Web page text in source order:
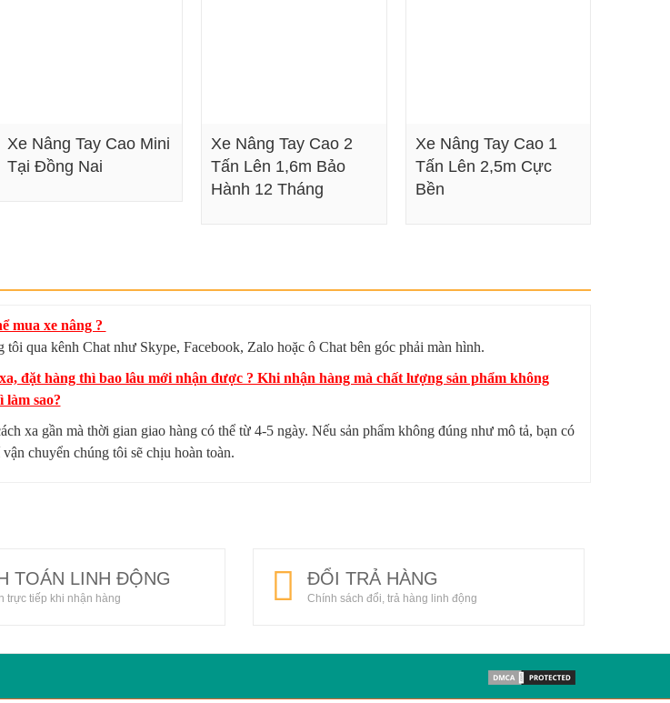
Xe Nâng Tay Cao Mini
Tại Đồng Nai
Xem chi tiết
Xe Nâng Tay Cao 2
Tấn Lên 1,6m Bảo
Hành 12 Tháng
Xe Nâng Tay Cao 1
Tấn Lên 2,5m Cực
Bền
mua xe nâng ?
qua kênh Chat như Skype, Facebook, Zalo hoặc ô Chat bên góc phải màn hình.
đặt hàng thì bao lâu mới nhận được ? Khi nhận hàng mà chất lượng sản phẩm không
làm sao?
xa gần mà thời gian giao hàng có thể từ 4-5 ngày. Nếu sản phẩm không đúng như mô tả, bạn có
chuyển chúng tôi sẽ chịu hoàn toàn.
TOÁN LINH ĐỘNG
trực tiếp khi nhận hàng
ĐỔI TRẢ HÀNG
Chính sách đổi, trả hàng linh động